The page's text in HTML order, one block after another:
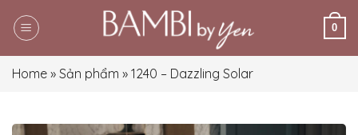
0
Home » Sản phẩm » 1240 – Dazzling Solar